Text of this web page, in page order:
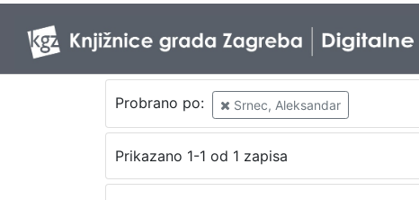
Probrano po: Srnec, Aleksandar
Prikazano 1-1 od 1 zapisa